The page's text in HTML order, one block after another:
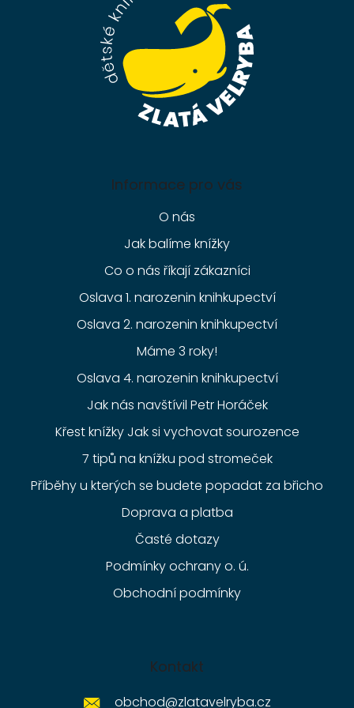
Informace pro vás
O nás
Jak balíme knížky
Co o nás říkají zákazníci
Oslava 1. narozenin knihkupectví
Oslava 2. narozenin knihkupectví
Máme 3 roky!
Oslava 4. narozenin knihkupectví
Jak nás navštívil Petr Horáček
Křest knížky Jak si vychovat sourozence
7 tipů na knížku pod stromeček
Příběhy u kterých se budete popadat za břicho
Doprava a platba
Časté dotazy
Podmínky ochrany o. ú.
Obchodní podmínky
Kontakt
obchod@zlatavelryba.cz